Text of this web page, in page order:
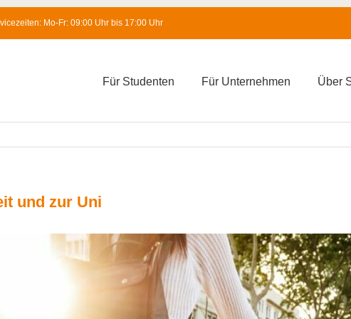
Mo-Fr: 09:00 Uhr bis 17:00 Uhr
Für Studenten Für Unternehmen Über
und zur Uni